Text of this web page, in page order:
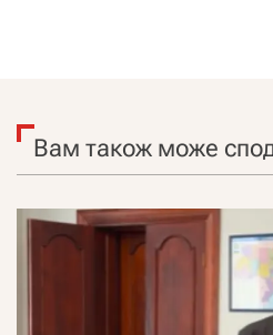
Вам також може